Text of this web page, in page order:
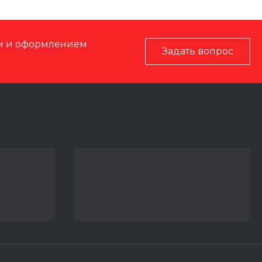
и оформлением
Задать вопрос